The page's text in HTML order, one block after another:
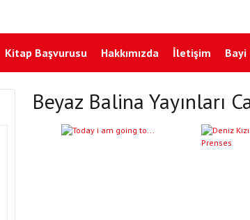
Kitap Başvurusu Hakkımızda İletişim Bayi
Beyaz Balina Yayınları